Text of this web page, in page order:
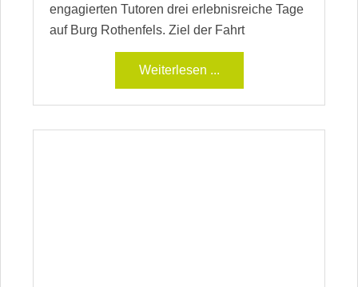
engagierten Tutoren drei erlebnisreiche Tage
auf Burg Rothenfels. Ziel der Fahrt
Weiterlesen ...